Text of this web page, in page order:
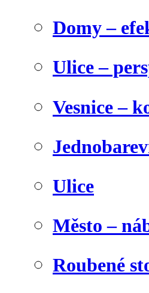
Domy –
Ulice –
Vesnice –
Ulice
Město –
Roubené